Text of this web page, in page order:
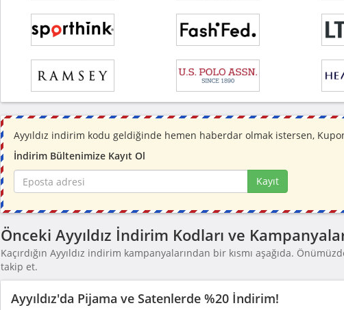
Ayyıldız indirim kodu geldiğinde hemen haberdar olmak istersen,
İndirim Bültenimize Kayıt Ol
Kayıt
Önceki Ayyıldız İndirim Kodları ve
Kaçırdığın Ayyıldız indirim kampanyalarından bir kısmı aşağıda.
takip et.
Ayyıldız'da Pijama ve Satenlerde %20 İndirim!